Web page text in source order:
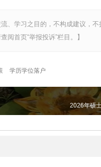
、学习之目的，不构成建议，
首页“举报投诉”栏目。】
学历学位落户
2026年硕